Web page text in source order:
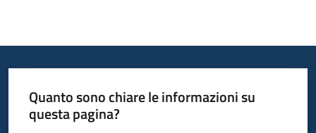
Informazioni
Quanto sono chiare le informazioni su
questa pagina?